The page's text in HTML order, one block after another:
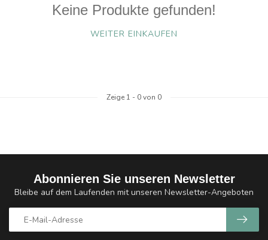
Keine Produkte gefunden!
WEITER EINKAUFEN
Zeige 1 - 0von 0
Abonnieren Sie unseren Newsletter
Bleibe auf dem Laufenden mit unseren Newsletter-Angeboten